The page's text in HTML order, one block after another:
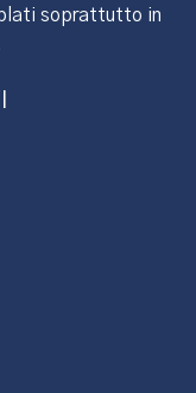
soprattutto in